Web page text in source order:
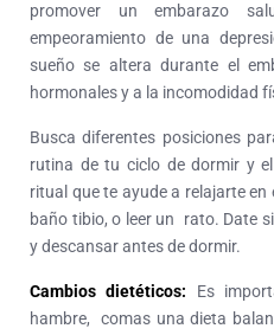
promover un embarazo
empeoramiento de una
sueño se altera durante el
hormonales y a la incomodidad
Busca diferentes posiciones
rutina de tu ciclo de dormir y
ritual que te ayude a relajarte
baño tibio, o leer un rato. Date
y descansar antes de dormir.
Cambios dietéticos:
Es
hambre, comas una dieta